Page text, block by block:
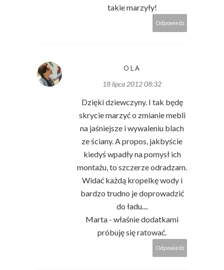
takie marzyły!
Odpowiedz
OLA
18 lipca 2012 08:32
Dzięki dziewczyny. I tak będę
skrycie marzyć o zmianie mebli
na jaśniejsze i wywaleniu blach
ze ściany. A propos, jakbyście
kiedyś wpadły na pomysł ich
montażu, to szczerze odradzam.
Widać każdą kropelkę wody i
bardzo trudno je doprowadzić
do ładu....
Marta - właśnie dodatkami
próbuję się ratować.
Odpowiedz